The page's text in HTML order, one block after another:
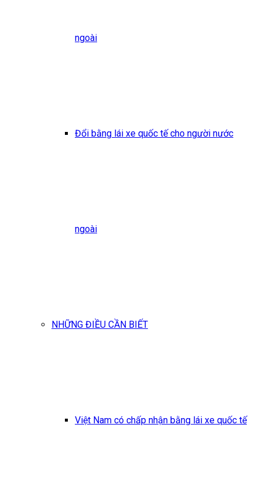
ngoài
Đổi bằng lái xe quốc tế cho người nước
ngoài
NHỮNG ĐIỀU CẦN BIẾT
Việt Nam có chấp nhận bằng lái xe quốc tế